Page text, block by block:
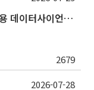
2026학년도 2학기 대학원 융합전공 응용 데이터사이언스 선발 계획 알림
2679
2026-07-28